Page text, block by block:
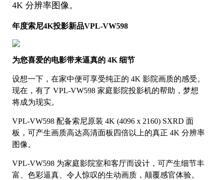
4K 分辨率图像。
年度索尼4K投影新品VPL-VW598
为您喜爱的电影带来逼真的 4K 细节
设想一下，在家中便可享受纯正的 4K 影院画质的感受。
现在，有了 VPL-VW598 家庭影院投影机的帮助，梦想
将成为现实。
VPL-VW598 配备索尼原装 4K (4096 x 2160) SXRD 面
板，可产生画质高达高清面板四倍以上的真正 4K 分辨率
图像。
VPL-VW598 为家庭影院室和客厅而设计，可产生细节丰
富、色彩逼真、令人惊叹的生动画质，颠覆感官体验。